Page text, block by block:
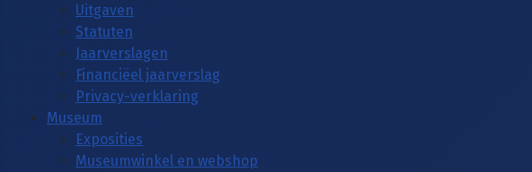
Uitgaven
Statuten
Jaarverslagen
Financiëel jaarverslag
Privacy-verklaring
Museum
Exposities
Museumwinkel en webshop